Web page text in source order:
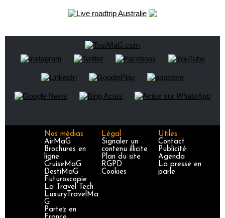
Nos médias
AirMaG
Brochures en
ligne
CruiseMaG
DestiMaG
Futuroscopie
La Travel Tech
LuxuryTravelMa
G
Partez en
Légal
Signaler un
contenu illicite
Plan du site
RGPD
Cookies
Utiles
Contact
Publicité
Agenda
La presse en
parle